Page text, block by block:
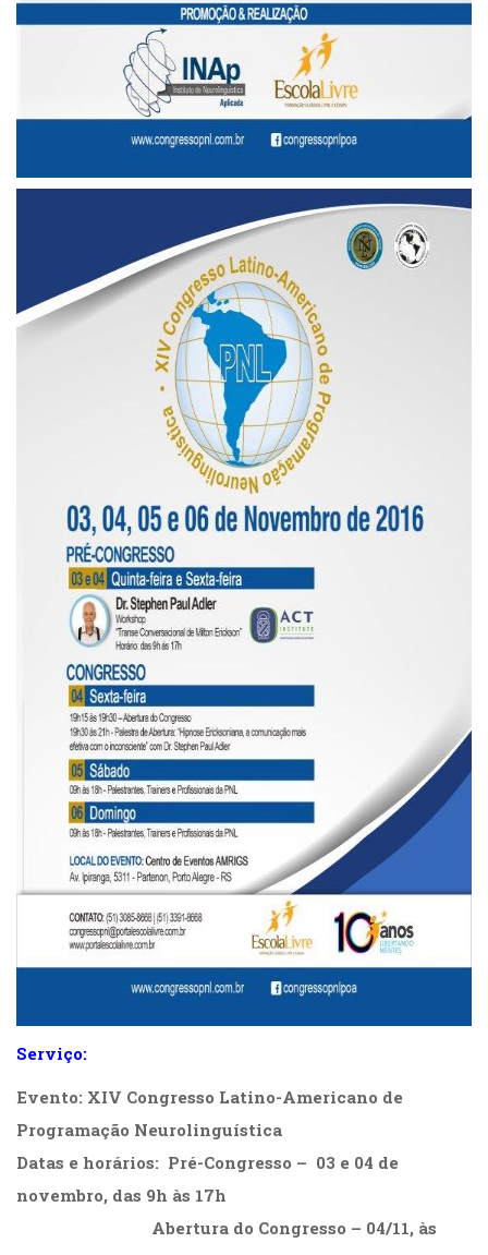
(Programação
Neurolingüística)
Psicodrama
Psicologia,
(797)
Marketing
(33)
Puericultura
Empresarial
(31)
Religião,
Espiritualidade,
Filosofia
(63)
Saúde
(132)
Sem
categoria
(0)
Televisão
(22)
Temas
africanos
(30)
Terapia
Ocupacional
(21)
Treinamento
Turismo
(1)
Prática
(32)
Serviço:
Evento: XIV Congresso Latino-Americano de
Programação Neurolinguística
Datas e horários: Pré-Congresso – 03 e 04 de
novembro, das 9h às 17h
Abertura do Congresso – 04/11, às